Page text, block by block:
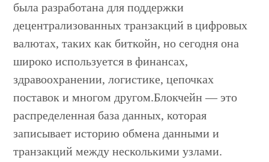
была разработана для поддержки
децентрализованных транзакций в цифровых
валютах, таких как биткойн, но сегодня она
широко используется в финансах,
здравоохранении, логистике, цепочках
поставок и многом другом.Блокчейн — это
распределенная база данных, которая
записывает историю обмена данными и
транзакций между несколькими узлами.